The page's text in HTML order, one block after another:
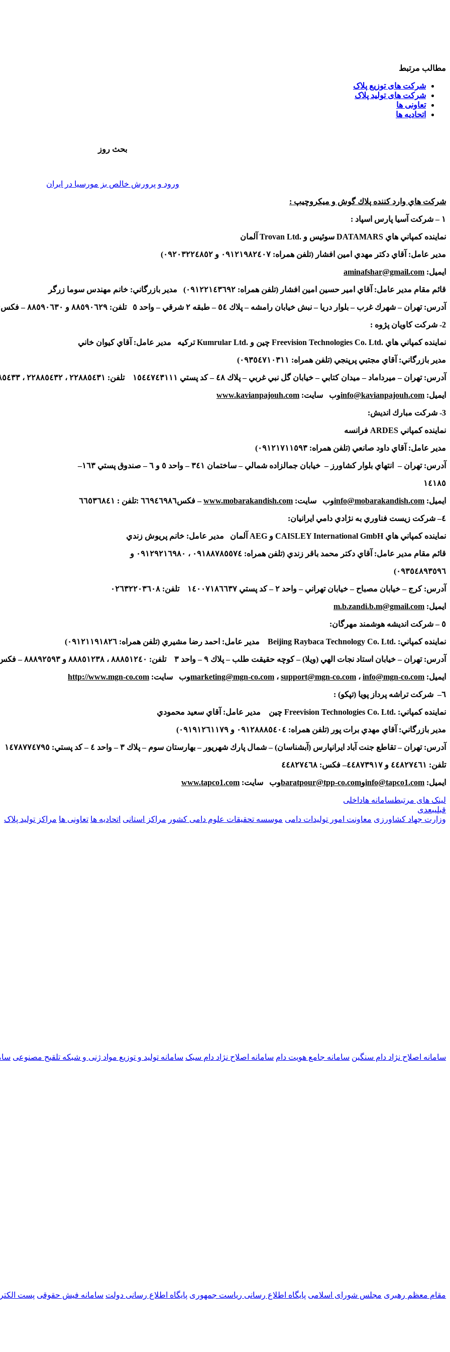
مطالب مرتبط
شرکت های توزیع پلاک
شرکت های تولید پلاک
تعاونی ها
اتحادیه ها
بحث روز
ورود و پرورش خالص بز مورسیا در ایران
شركت هاي وارد كننده پلاك گوش و ميكروچيپ :
١ – شركت آسيا پارس اسپاد :
نماينده كمپاني هاي DATAMARS سوئيس و Trovan Ltd. آلمان
مدير عامل: آقاي دكتر مهدي امين افشار (تلفن همراه: ٠٩١٢١٩٨٢٤٠٧ و ٠٩٢٠٣٢٢٤٨٥٢)
aminafshar@gmail.com :ايميل
قائم مقام مدير عامل: آقاي امير حسين امين افشار (تلفن همراه: ٠٩١٢٢١٤٣٦٩٢) مدير بازرگاني: خانم مهندس سوما زرگر
آدرس: تهران – شهرك غرب – بلوار دريا – نبش خيابان رامشه – پلاك ٥٤ – طبقه ٢ شرقي – واحد ٥ تلفن: ٨٨٥٩٠٦٢٩ و ٨٨٥٩٠٦٣٠ –
2- شركت كاويان پژوه :
نماينده كمپاني هاي Freevision Technologies Co. Ltd. چين و Kumrular Ltd.تركيه مدير عامل: آقاي كيوان خاني
مدير بازرگاني: آقاي مجتبي پرپنجي (تلفن همراه: ٠٩٣٥٤٧١٠٣١١)
آدرس: تهران – ميرداماد – ميدان كتابي – خيابان گل نبي غربي – پلاك ٤٨ – كد پستي ١٥٤٤٧٤٣١١١ تلفن: ٢٢٨٨٥٤٣١ ، ٢٢٨٨٥٤٣٢ ،
www.kavianpajouh.com :وب سايتinfo@kavianpajouh.com :ايميل
3- شركت مبارك انديش:
نماينده كمپاني ARDES فرانسه
مدير عامل: آقاي داود صانعي (تلفن همراه: ٠٩١٢١٧١١٥٩٣)
آدرس: تهران – انتهاي بلوار كشاورز – خيابان جمالزاده شمالي – ساختمان ٣٤١– واحد ٥ و ٦– صندوق پستي ١٦٣–
١٤١٨٥
٦٦٩٤٦٩٨٦ : تلفن : ٦٦٥٣٦٨٤١ – فكسwww.mobarakandish.com :وب سايتinfo@mobarakandish.com :ايميل
٤– شركت زيست فناوري به نژادي دامي ايرانيان:
نماينده كمپاني هايCAISLEY International GmbH و AEG آلمان مدير عامل: خانم پريوش زندي
قائم مقام مدير عامل: آقاي دكتر محمد باقر زندي (تلفن همراه: ٠٩١٨٨٧٨٥٥٧٤ ، ٠٩١٢٩٢١٦٩٨٠ و
(٠٩٣٥٤٨٩٣٥٩٦
آدرس: كرج – خيابان مصباح – خيابان تهراني – واحد ٢– كد پستي ١٤٠٠٧١٨٦٦٣٧ تلفن: ٠٢٦٣٢٢٠٣٦٠٨
m.b.zandi.b.m@gmail.com :ايميل
٥ – شركت انديشه هوشمند مهرگان:
نماينده كمپاني: Beijing Raybaca Technology Co. Ltd. مدير عامل: احمد رضا مشيري (تلفن همراه: ٠٩١٢١١٩١٨٢٦)
آدرس: تهران – خيابان استاد نجات الهي (ويلا) – كوچه حقيقت طلب – پلاك ٩– واحد ٣ تلفن: ٨٨٨٥١٢٤٠ ، ٨٨٨٥١٢٣٨ و ٨٨٨٩٢٥٩٣ –
http://www.mgn-co.com :وب سايتmarketing@mgn-co.com ، support@mgn-co.com ، info@mgn-co.com :ايميل
٦– شركت تراشه پرداز پويا (تپكو) :
نماينده كمپاني: Freevision Technologies Co. Ltd. چين مدير عامل: آقاي سعيد محمودي
مدير بازرگاني: آقاي مهدي برات پور (تلفن همراه: ٠٩١٢٨٨٨٥٤٠٤ و ٠٩١٩١٢٦١١٧٩)
آدرس: تهران – تقاطع جنت آباد ايرانپارس (آبشناسان) – شمال پارك شهريور – بهارستان سوم – پلاك ٣– واحد ٤ – كد پستي: ١٤٧٨٧٧٤٧٩٥
تلفن: ٤٤٨٢٧٤٦١ و ٤٤٨٧٣٩١٧– فكس: ٤٤٨٢٧٤٦٨
www.tapco1.com :وب سايتbaratpour@tpp-co.comوinfo@tapco1.com :ايميل
لینک های مرتبطسامانه هاداخلی
قبلیبعدی
وزارت جهاد کشاورزی معاونت امور تولیدات دامی موسسه تحقیقات علوم دامی کشور مراکز استانی اتحادیه ها تعاونی ها مراکز تولید پلاک
سامانه اصلاح نژاد دام سنگین سامانه جامع هویت دام سامانه اصلاح نژاد دام سبک سامانه تولید و توزیع مواد ژنی و شبکه تلقیح مصنوعی
مقام معظم رهبری مجلس شورای اسلامی پایگاه اطلاع رسانی ریاست جمهوری پایگاه اطلاع رسانی دولت سامانه فیش حقوقی پست